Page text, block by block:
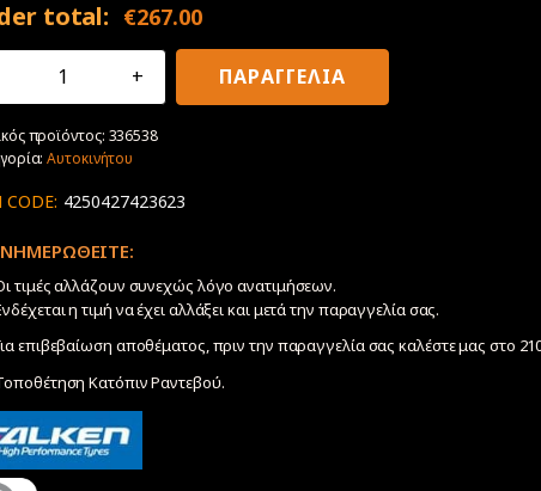
total: €267.00
285/30R21
Falken
Azenis
ποσότητα
ΠΑΡΑΓΓΕΛΙΑ
προϊόντος: 336538
Αυτοκινήτου
CODE: 4250427423623
τιμές αλλάζουν συνεχώς λόγο ανατιμήσεων.
η τιμή να έχει αλλάξει και μετά την παραγγελία σας.
επιβεβαίωση αποθέματος, πριν την παραγγελία σας καλέστε μας στο
Κατόπιν Ραντεβού.